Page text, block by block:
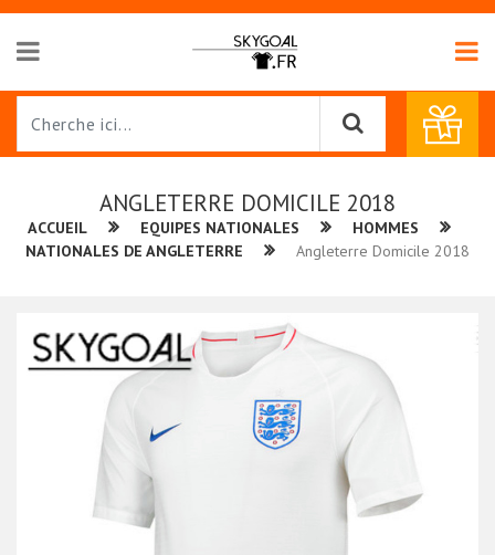
ANGLETERRE DOMICILE 2018
ACCUEIL EQUIPES NATIONALES
HOMMES
NATIONALES DE ANGLETERRE
Angleterre Domicile 2018